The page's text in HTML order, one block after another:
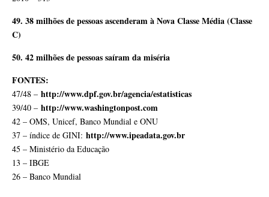
49. 38 milhões de pessoas ascenderam à Nova Classe Média (Classe
C)
50. 42 milhões de pessoas saíram da miséria
FONTES:
47/48 – http://www.dpf.gov.br/agencia/estatisticas
39/40 – http://www.washingtonpost.com
42 – OMS, Unicef, Banco Mundial e ONU
37 – índice de GINI: http://www.ipeadata.gov.br
45 – Ministério da Educação
13 – IBGE
26 – Banco Mundial